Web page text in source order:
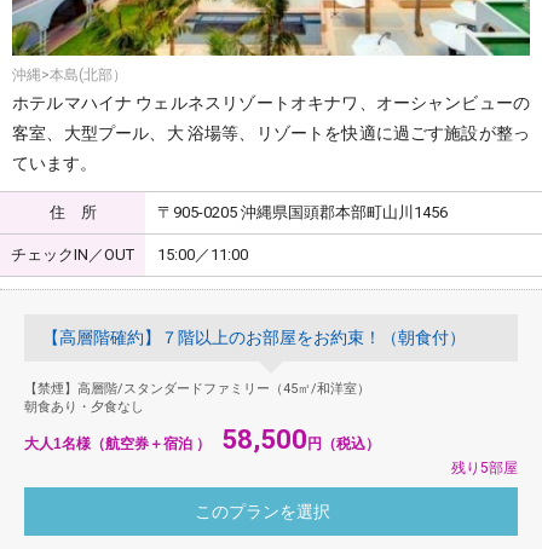
沖縄>本島(北部）
ホテルマハイナ ウェルネスリゾートオキナワ、オーシャンビューの
客室、大型プール、大 浴場等、リゾートを快適に過ごす施設が整っ
ています。
住 所 〒905-0205 沖縄県国頭郡本部町山川1456
チェックIN／OUT 15:00／11:00
【高層階確約】７階以上のお部屋をお約束！（朝食付）
【禁煙】高層階/スタンダードファミリー（45㎡/和洋室）
朝食あり・夕食なし
大人1名様（航空券＋宿泊 ） 58,500 円（税込）
残り5部屋